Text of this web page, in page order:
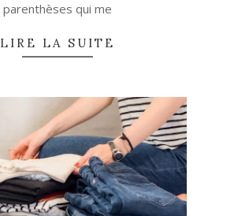
parenthèses qui me
LIRE LA SUITE